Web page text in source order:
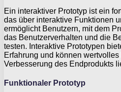
Ein interaktiver Prototyp ist ein
das über interaktive Funktionen
ermöglicht Benutzern, mit dem
das Benutzerverhalten und die
testen. Interaktive Prototypen
Erfahrung und können
Verbesserung des Endprodukts
Funktionaler Prototyp